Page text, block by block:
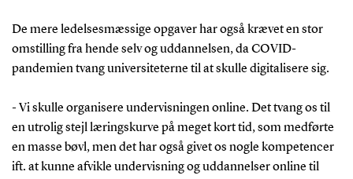
De mere ledelsesmæssige opgaver har også krævet en stor
omstilling fra hende selv og uddannelsen, da COVID-
pandemien tvang universiteterne til at skulle digitalisere sig.
- Vi skulle organisere undervisningen online. Det tvang os til
en utrolig stejl læringskurve på meget kort tid, som medførte
en masse bøvl, men det har også givet os nogle kompetencer
ift. at kunne afvikle undervisning og uddannelser online til